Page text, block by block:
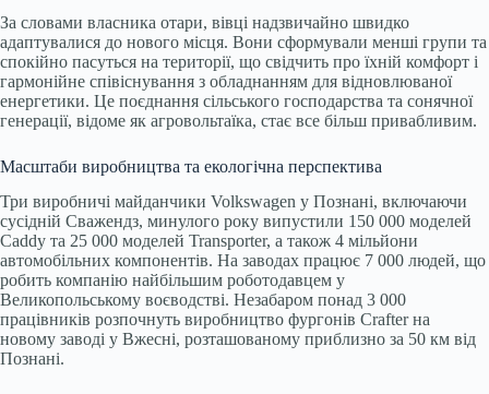
За словами власника отари, вівці надзвичайно швидко
адаптувалися до нового місця. Вони сформували менші групи та
спокійно пасуться на території, що свідчить про їхній комфорт і
гармонійне співіснування з обладнанням для відновлюваної
енергетики. Це поєднання сільського господарства та сонячної
генерації, відоме як агровольтаїка, стає все більш привабливим.
Масштаби виробництва та екологічна перспектива
Три виробничі майданчики Volkswagen у Познані, включаючи
сусідній Сважендз, минулого року випустили 150 000 моделей
Caddy та 25 000 моделей Transporter, а також 4 мільйони
автомобільних компонентів. На заводах працює 7 000 людей, що
робить компанію найбільшим роботодавцем у
Великопольському воєводстві. Незабаром понад 3 000
працівників розпочнуть виробництво фургонів Crafter на
новому заводі у Вжесні, розташованому приблизно за 50 км від
Познані.